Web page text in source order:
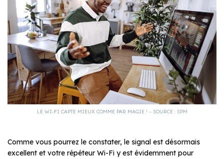
LE WI-FI CAPTE MIEUX COMME PAR MAGIE ! – SOURCE : SPM
Comme vous pourrez le constater, le signal est désormais
excellent et votre répéteur Wi-Fi y est évidemment pour